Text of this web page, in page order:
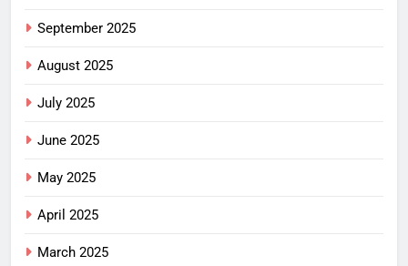
September 2025
August 2025
July 2025
June 2025
May 2025
April 2025
March 2025